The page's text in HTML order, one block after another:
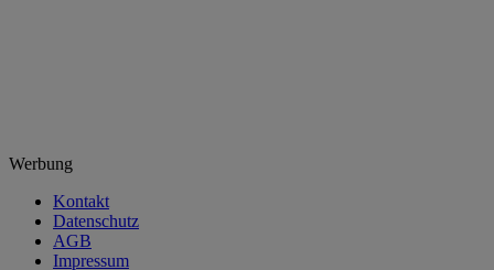
Werbung
Kontakt
Datenschutz
AGB
Impressum